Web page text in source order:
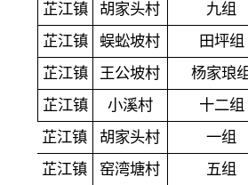
芷江镇
胡家头村
九组
芷江镇
蜈蚣坡村
田坪组
芷江镇
王公坡村
杨家琅
芷江镇
小溪村
十二组
芷江镇
胡家头村
一组
芷江镇
窑湾塘村
五组